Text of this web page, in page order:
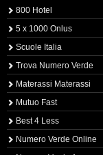
800 Hotel
5 x 1000 Onlus
Scuole Italia
Trova Numero Verde
Materassi Materassi
Mutuo Fast
Best 4 Less
Numero Verde Online